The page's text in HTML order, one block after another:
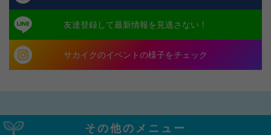
友達登録して最新情報を見逃さない！
サカイクのイベントの様子をチェック
その他のメニュー